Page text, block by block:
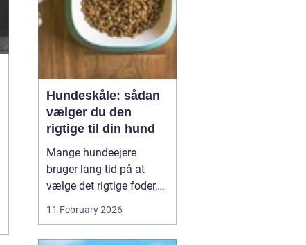
Hundeskåle: sådan
vælger du den
rigtige til din hund
Mange hundeejere
bruger lang tid på at
vælge det rigtige foder,
men selve skålen bliver
ofte en eftertanke. Det er
11 February 2026